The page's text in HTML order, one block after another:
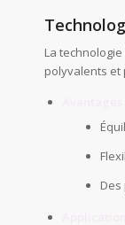
La
polyvalents et